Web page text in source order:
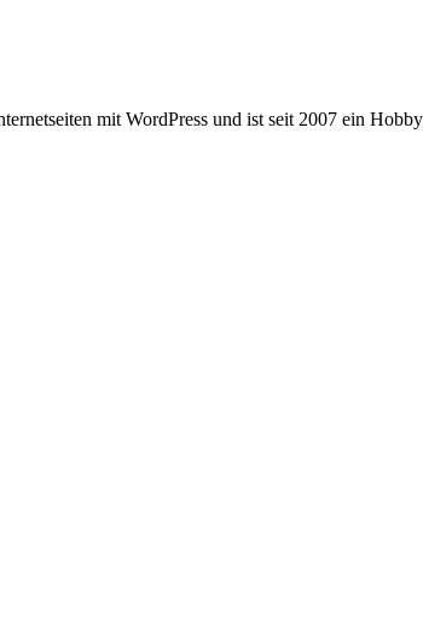
mit WordPress und ist seit 2007 ein